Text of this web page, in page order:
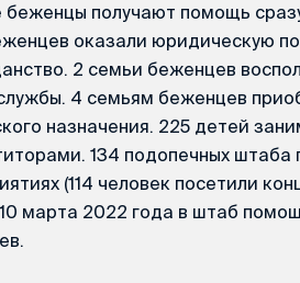
беженцы получают помощь
оказали юридическую
2 семьи беженцев
4 семьям беженцев
назначения. 225 детей
134 подопечных штаба
(114 человек посетили
10 марта 2022 года в штаб